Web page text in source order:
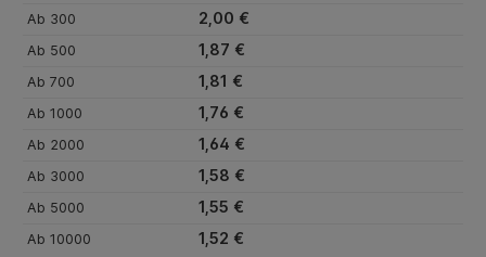
Ab 300 2,00 €
Ab 500 1,87 €
Ab 700 1,81 €
Ab 1000 1,76 €
Ab 2000 1,64 €
Ab 3000 1,58 €
Ab 5000 1,55 €
Ab 10000 1,52 €